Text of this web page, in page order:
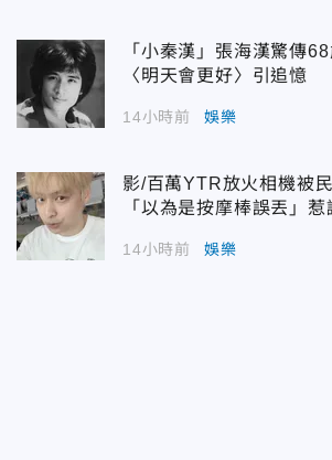
「小秦漢」張海漢驚傳
〈明天會更好〉引追憶
14小時前 娛樂
影/百萬YTR放火相機被
「以為是按摩棒誤丟」惹
14小時前 娛樂